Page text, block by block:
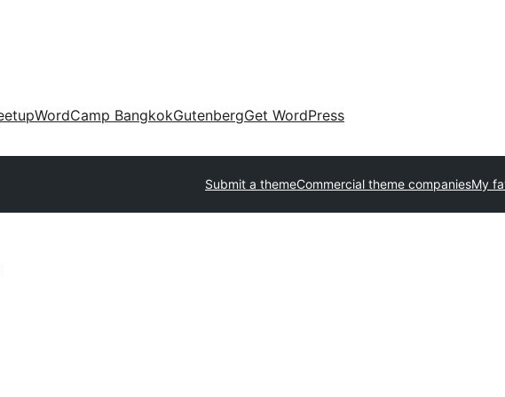
WordCamp BangkokGutenbergGet WordPress
Submit a themeCommercial theme companiesMy